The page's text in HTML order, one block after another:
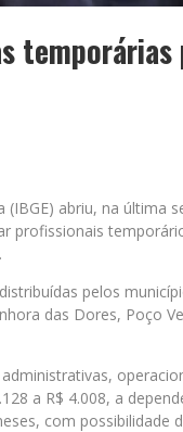
abriu, na última
profissionais
pelos
das Dores, Poço
a R$ 4.008, a
com possibilidade